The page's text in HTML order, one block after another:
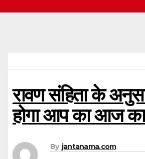
रावण संहिता के
होगा आप का आज
By jantanama.com